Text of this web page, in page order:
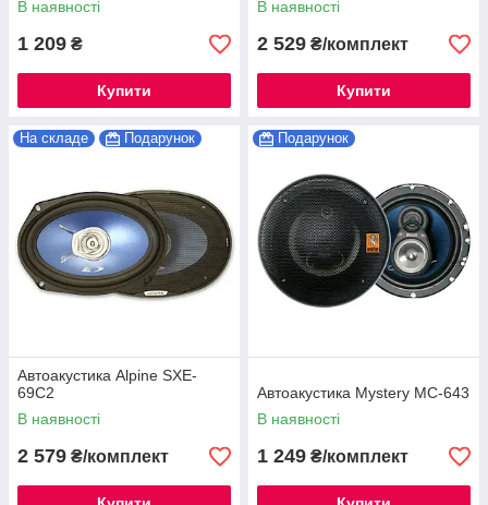
В наявності
1 209 ₴
Купити
В наявності
2 529 ₴/комплект
Купити
На складе Подарунок
Автоакустика Alpine SXE-
69C2
В наявності
2 579 ₴/комплект
Подарунок
Автоакустика Mystery MC-643
В наявності
1 249 ₴/комплект